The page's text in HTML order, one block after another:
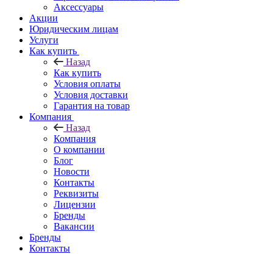
Аксессуары
Акции
Юридическим лицам
Услуги
Как купить
Назад
Как купить
Условия оплаты
Условия доставки
Гарантия на товар
Компания
Назад
Компания
О компании
Блог
Новости
Контакты
Реквизиты
Лицензии
Бренды
Вакансии
Бренды
Контакты